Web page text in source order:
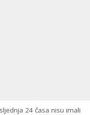
24 časa nisu imali